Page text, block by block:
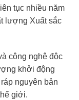
tục nhiều năm
lượng Xuất sắc
công nghệ độc
khởi động
nguyên bản
giới.